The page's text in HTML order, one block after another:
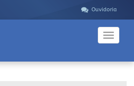
Ouvidoria
Toggle